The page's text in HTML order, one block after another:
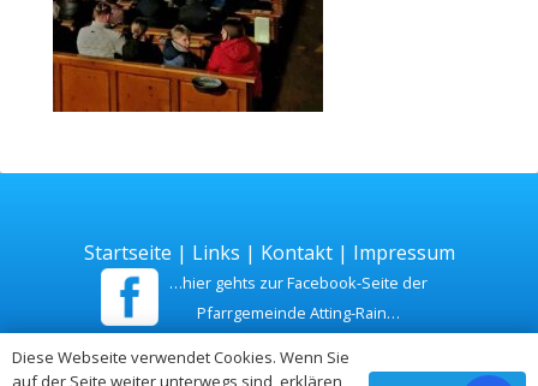
Startseite | Links | Kontakt| Impressum
…hier gehts zur Facebook-Seite der
Pfarrgemeinde Atting-Rain…
Zuletzt aktualisiert am 26. Juli 2026
Diese Webseite verwendet Cookies. Wenn Sie
auf der Seite weiter unterwegs sind, erklären